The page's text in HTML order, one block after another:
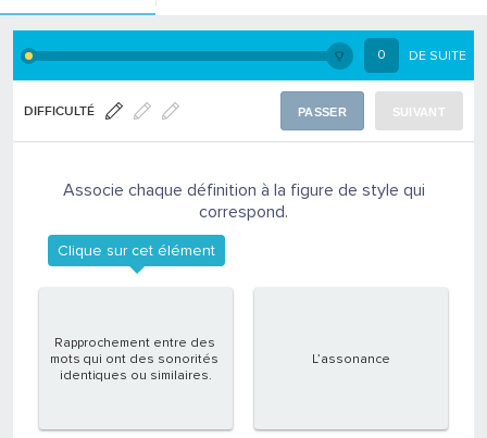
FICHES DE COURS 0 DE SUITE
DIFFICULTÉ PASSER SUIVANT
Associe chaque définition à la figure de style qui
correspond.
Rapprochement entre des
mots qui ont des sonorités
identiques ou similaires.
L’assonance
Clique sur cet élément